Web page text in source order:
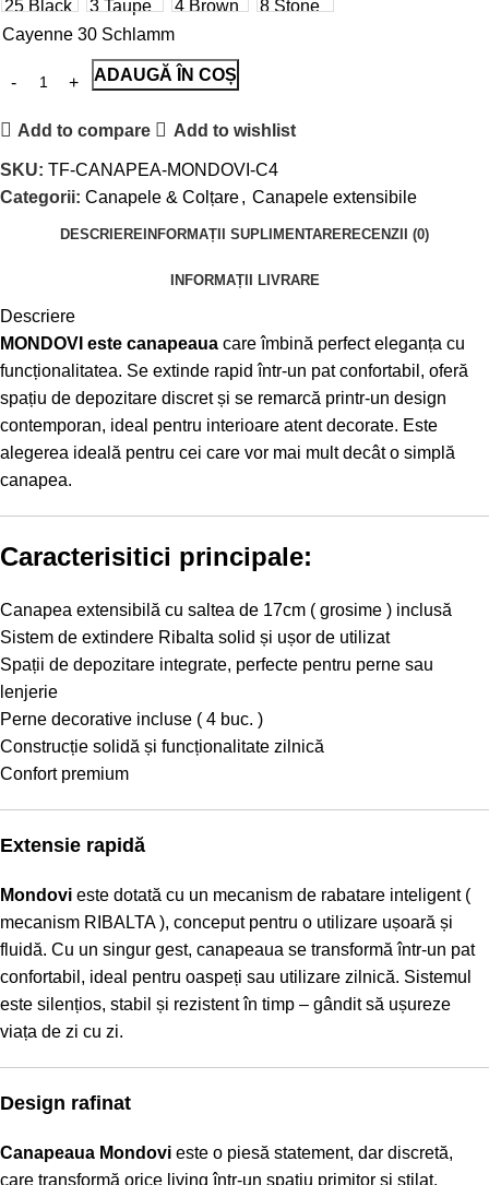
Cayenne 30 Schlamm
ADAUGĂ ÎN COȘ
Add to compare Add to wishlist
SKU: TF-CANAPEA-MONDOVI-C4
Categorii: Canapele & Colțare, Canapele extensibile
DESCRIERE INFORMAȚII SUPLIMENTARE RECENZII (0)
INFORMAȚII LIVRARE
Descriere
MONDOVI este canapeaua care îmbină perfect eleganța cu
funcționalitatea. Se extinde rapid într-un pat confortabil, oferă
spațiu de depozitare discret și se remarcă printr-un design
contemporan, ideal pentru interioare atent decorate. Este
alegerea ideală pentru cei care vor mai mult decât o simplă
canapea.
Caracterisitici principale:
Canapea extensibilă cu saltea de 17cm ( grosime ) inclusă
Sistem de extindere Ribalta solid și ușor de utilizat
Spații de depozitare integrate, perfecte pentru perne sau
lenjerie
Perne decorative incluse ( 4 buc. )
Construcție solidă și funcționalitate zilnică
Confort premium
Extensie rapidă
Mondovi este dotată cu un mecanism de rabatare inteligent (
mecanism RIBALTA ), conceput pentru o utilizare ușoară și
fluidă. Cu un singur gest, canapeaua se transformă într-un pat
confortabil, ideal pentru oaspeți sau utilizare zilnică. Sistemul
este silențios, stabil și rezistent în timp – gândit să ușureze
viața de zi cu zi.
Design rafinat
Canapeaua Mondovi este o piesă statement, dar discretă,
care transformă orice living într-un spațiu primitor și stilat.